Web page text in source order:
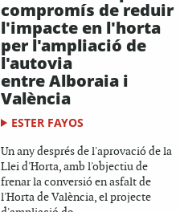
compromís de reduir
l'impacte en l'horta
per l'ampliació de
l'autovia
entre Alboraia i
València
ESTER FAYOS
Un any després de l'aprovació de la
Llei d'Horta, amb l'objectiu de
frenar la conversió en asfalt de
l'Horta de València, el projecte